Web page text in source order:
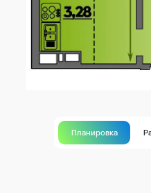
Планировка